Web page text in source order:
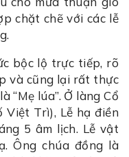
chặt chẽ với các lễ
bộc lộ trực tiếp, rõ
và cũng lại rất thực
“Mẹ lúa”. Ở làng Cổ
Việt Trì), Lễ hạ điền
5 âm lịch. Lễ vật
Ông chúa đồng là